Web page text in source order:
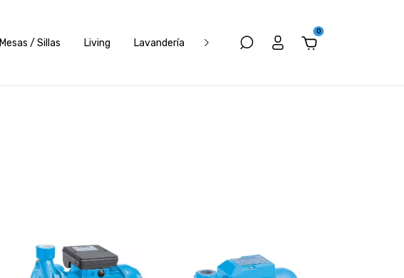
Mesas / Sillas Living Lavandería Electrónica Muebles
0